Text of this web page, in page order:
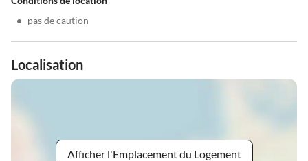
• pas de caution
Localisation
Afficher l'Emplacement du Logement